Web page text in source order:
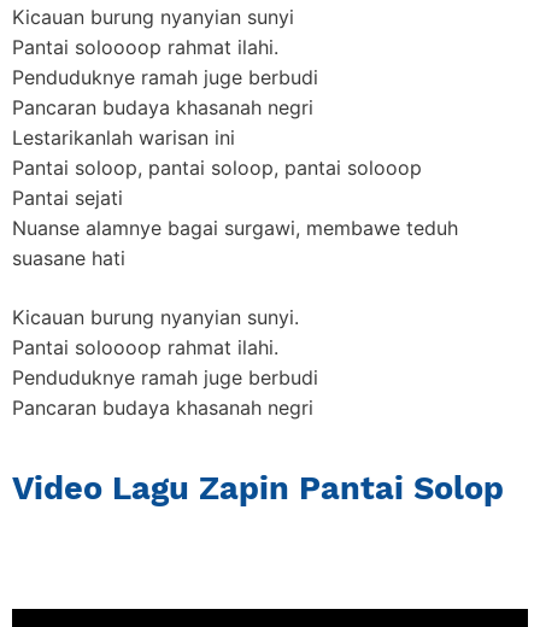
Kicauan burung nyanyian sunyi
Pantai soloooop rahmat ilahi.
Penduduknye ramah juge berbudi
Pancaran budaya khasanah negri
Lestarikanlah warisan ini
Pantai soloop, pantai soloop, pantai solooop
Pantai sejati
Nuanse alamnye bagai surgawi, membawe teduh
suasane hati
Kicauan burung nyanyian sunyi.
Pantai soloooop rahmat ilahi.
Penduduknye ramah juge berbudi
Pancaran budaya khasanah negri
Video Lagu Zapin Pantai Solop